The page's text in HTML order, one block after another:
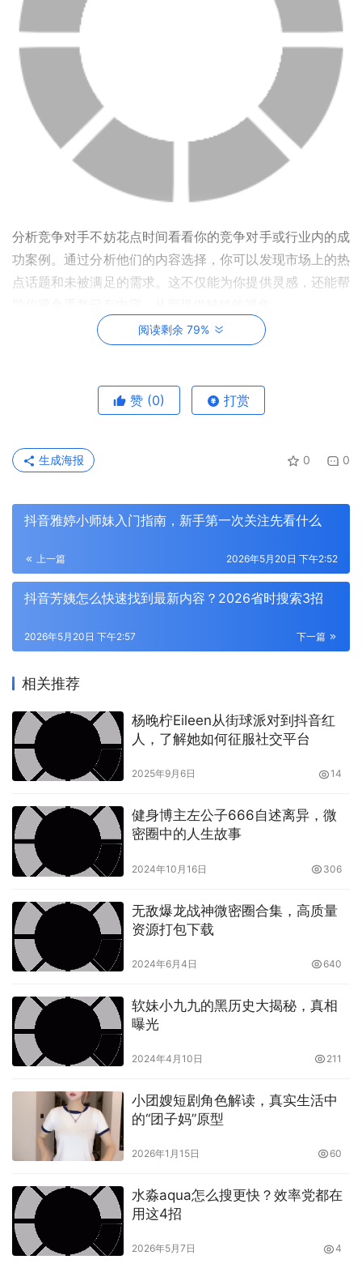
分析竞争对手不妨花点时间看看你的竞争对手或行业内的成
功案例。通过分析他们的内容选择，你可以发现市场上的热
点话题和未被满足的需求。这不仅能为你提供灵感，还能帮
利用工具进行数据分析在内容选题时，利用一些数据分析工
以查看某个话题的搜索热度，而社交媒体分析工具如
Hootsuite或BuzzSumo则可以帮助你了解哪些类型的内容
潜在高流量的主题。
保持多样性一个成功的内容策划不仅仅依赖于单一类型的内
容。保持内容的多样性，可以满足不同受众的不同需求。例
息图、以及互动式内容等，这样不仅能提升用户的参与度，
还能覆盖更多潜在受众。
确保内容的实用性和价值无论你选择什么样的内容主题，最
终的目标都是提供实际的价值。这意味着你的内容应该能够
解决用户的问题、提供有用的信息或娱乐用户。实用性和价
值是吸引和保持读者的关键。
持续更新和优化内容选题并不是一劳永逸的，它需要根据市
场趋势和受众反馈不断更新和优化。定期分析你的内容表
阅读剩余 79%
赞 (0) 打赏
0 0
生成海报
抖音雅婷小师妹入门指南，新手第一次关注先看什么
上一篇 2026年5月20日 下午2:52
抖音芳姨怎么快速找到最新内容？2026省时搜索3招
下一篇
2026年5月20日 下午2:57
相关推荐
杨晚柠Eileen从街球派对到抖音红
人，了解她如何征服社交平台
2025年9月6日 14
健身博主左公子666自述离异，微
密圈中的人生故事
2024年10月16日 306
无敌爆龙战神微密圈合集，高质量
资源打包下载
2024年6月4日 640
软妹小九九的黑历史大揭秘，真相
曝光
2024年4月10日 211
小团嫂短剧角色解读，真实生活中
的“团子妈”原型
2026年1月15日 60
水淼aqua怎么搜更快？效率党都在
用这4招
2026年5月7日 4